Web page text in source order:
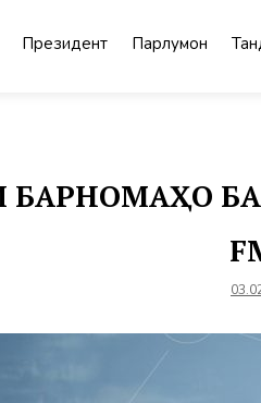
Президент Парлумон